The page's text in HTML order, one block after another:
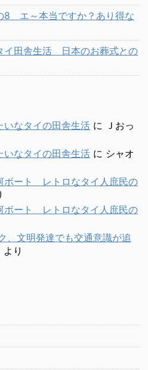
エ～本当ですか？あり得な
イ田舎生活 日本のお葬式との
なタイの田舎生活 に Ｊおっ
なタイの田舎生活 に シャオ
ート レトロなタイ人庶民の
ート レトロなタイ人庶民の
、文明発達でも交通意識が追
より